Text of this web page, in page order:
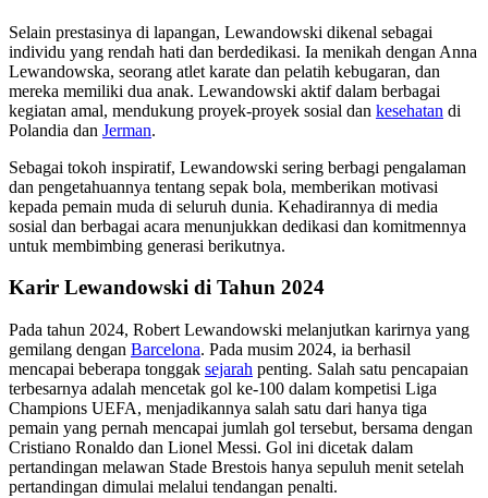
Selain prestasinya di lapangan, Lewandowski dikenal sebagai
individu yang rendah hati dan berdedikasi. Ia menikah dengan Anna
Lewandowska, seorang atlet karate dan pelatih kebugaran, dan
mereka memiliki dua anak. Lewandowski aktif dalam berbagai
kegiatan amal, mendukung proyek-proyek sosial dan kesehatan di
Polandia dan Jerman.
Sebagai tokoh inspiratif, Lewandowski sering berbagi pengalaman
dan pengetahuannya tentang sepak bola, memberikan motivasi
kepada pemain muda di seluruh dunia. Kehadirannya di media
sosial dan berbagai acara menunjukkan dedikasi dan komitmennya
untuk membimbing generasi berikutnya.
Karir Lewandowski di Tahun 2024
Pada tahun 2024, Robert Lewandowski melanjutkan karirnya yang
gemilang dengan Barcelona. Pada musim 2024, ia berhasil
mencapai beberapa tonggak sejarah penting. Salah satu pencapaian
terbesarnya adalah mencetak gol ke-100 dalam kompetisi Liga
Champions UEFA, menjadikannya salah satu dari hanya tiga
pemain yang pernah mencapai jumlah gol tersebut, bersama dengan
Cristiano Ronaldo dan Lionel Messi. Gol ini dicetak dalam
pertandingan melawan Stade Brestois hanya sepuluh menit setelah
pertandingan dimulai melalui tendangan penalti.